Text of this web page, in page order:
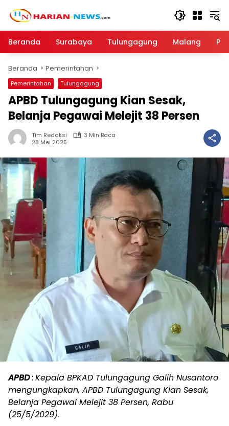
Beranda
Surabaya Tulungagung Malang
Beranda Pemerintahan
Pemerintahan Tulungagung
APBD Tulungagung Kian Sesak,
Belanja Pegawai Melejit 38 Persen
Tim Redaksi
3 Min Baca
28 Mei 2025
APBD: Kepala BPKAD Tulungagung Galih Nusantoro
mengungkapkan, APBD Tulungagung Kian Sesak,
Belanja Pegawai Melejit 38 Persen, Rabu
(25/5/2029).